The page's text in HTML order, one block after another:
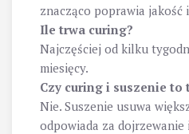
znacząco poprawia jakość
Ile trwa curing?
Najczęściej od kilku
miesięcy.
Czy curing i suszenie to
Nie. Suszenie usuwa
odpowiada za dojrzewanie